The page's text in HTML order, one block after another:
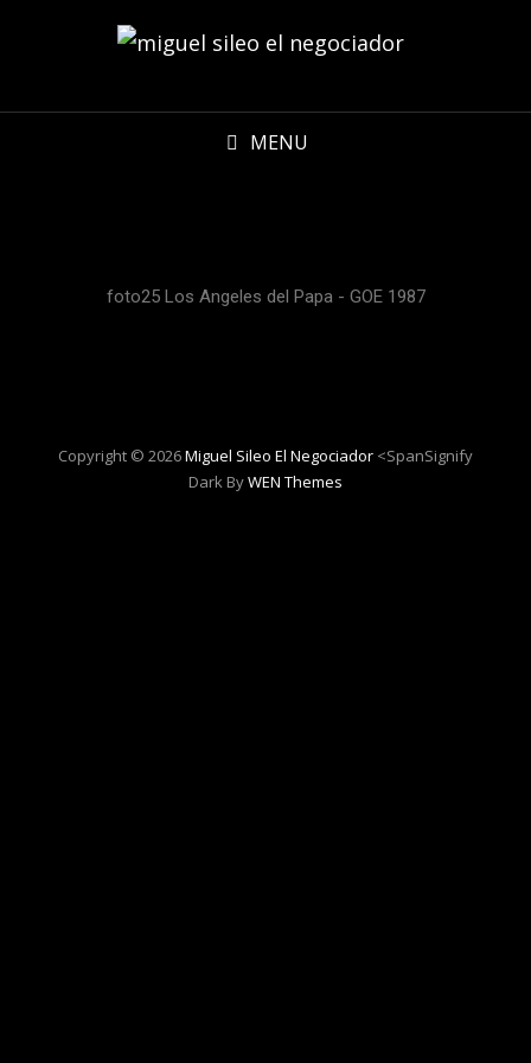
MENU
foto25 Los Angeles del Papa - GOE 1987
Copyright © 2026Miguel Sileo El Negociador <spanSignify
Dark ByWEN Themes